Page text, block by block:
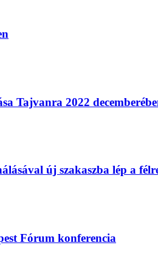
Tajvanra 2022
új szakaszba lép a
Fórum konferencia